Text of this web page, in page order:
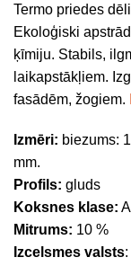
Termo priedes
Ekoloģiski
ķīmiju. Stabils,
laikapstākļiem.
fasādēm, žogiem.
Izmēri: biezums:
mm.
Profils: gluds
Koksnes klase:
Mitrums: 10 %
Izcelsmes valsts